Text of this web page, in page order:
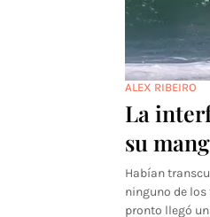
ALEX RIBEIRO
La
su
Habían
ninguno de
pronto llegó